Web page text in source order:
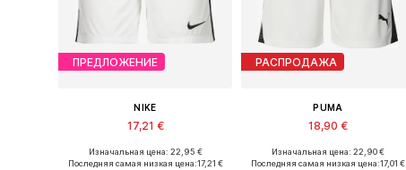
ПРЕДЛОЖЕНИЕ
NIKE
17,21 €
Изначальная цена: 22,95 €
Последняя самая низкая цена:17,21 €
РАСПРОДАЖА
PUMA
18,90 €
Доступные размеры: S, M, L, XXL
Изначальная цена: 22,90 €
Последняя самая низкая цена:17,01 €